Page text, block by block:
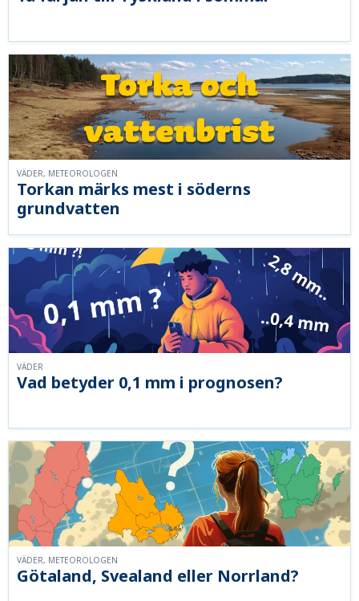
Torkan märks mest i söderns
grundvatten
VÄDER, METEOROLOGEN
Vad betyder 0,1 mm i prognosen?
VÄDER
Götaland, Svealand eller Norrland?
VÄDER, METEOROLOGEN